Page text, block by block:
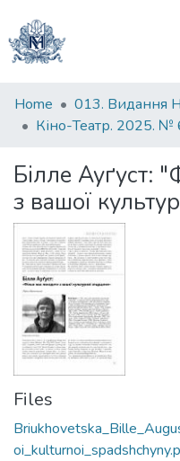
Communities
&
All of DSpace
Statistics
Home 013. Видання
Кіно-Театр. 2025. №
Білле Ауґуст:
з вашої
Files